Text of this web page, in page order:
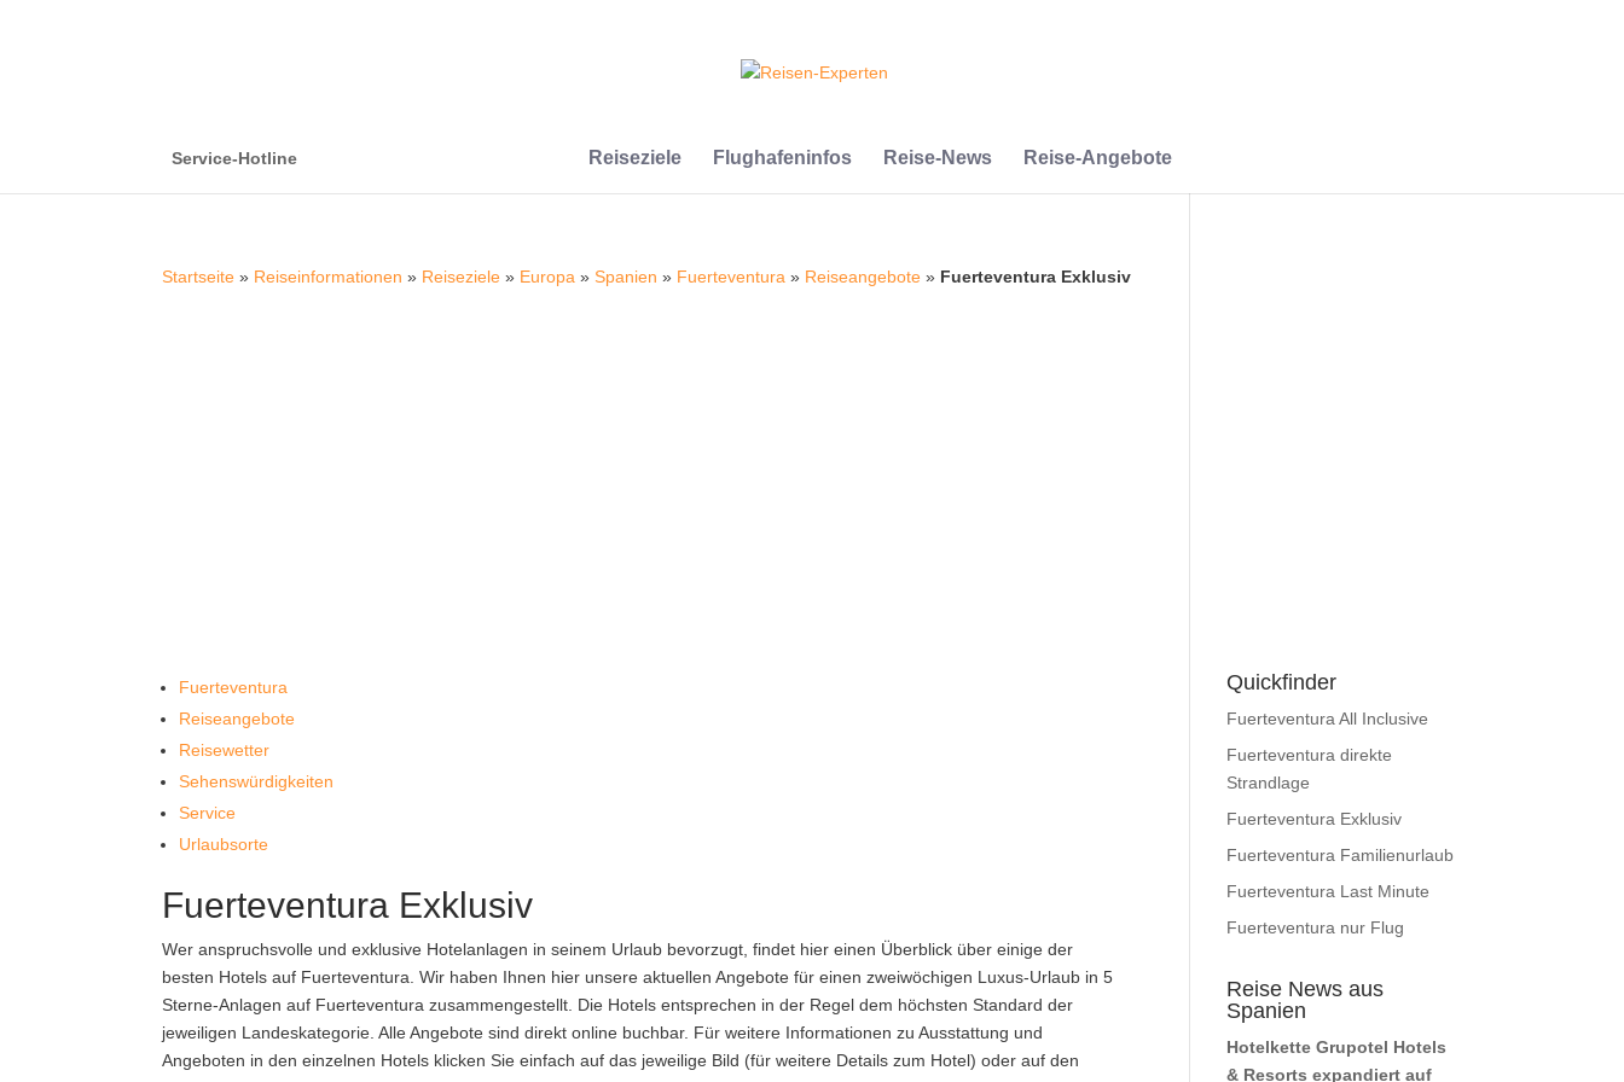
Service-Hotline Reiseziele Flughafeninfos Reise-News Reise-Angebote
Startseite » Reiseinformationen » Reiseziele » Europa »Spanien » Fuerteventura » Reiseangebote » Fuerteventura Exklusiv
Fuerteventura
Reiseangebote
Reisewetter
Sehenswürdigkeiten
Service
Urlaubsorte
Fuerteventura Exklusiv
Wer anspruchsvolle und exklusive Hotelanlagen in seinem Urlaub bevorzugt, findet hier einen Überblick über einige der
besten Hotels auf Fuerteventura. Wir haben Ihnen hier unsere aktuellen Angebote für einen zweiwöchigen Luxus-Urlaub in 5
Sterne-Anlagen auf Fuerteventura zusammengestellt. Die Hotels entsprechen in der Regel dem höchsten Standard der
jeweiligen Landeskategorie. Alle Angebote sind direkt online buchbar. Für weitere Informationen zu Ausstattung und
Angeboten in den einzelnen Hotels klicken Sie einfach auf das jeweilige Bild (für weitere Details zum Hotel) oder auf den
Quickfinder
Fuerteventura All Inclusive
Fuerteventura direkte
Strandlage
Fuerteventura Exklusiv
Fuerteventura Familienurlaub
Fuerteventura Last Minute
Fuerteventura nur Flug
Reise News aus
Spanien
Hotelkette Grupotel Hotels
& Resorts expandiert auf